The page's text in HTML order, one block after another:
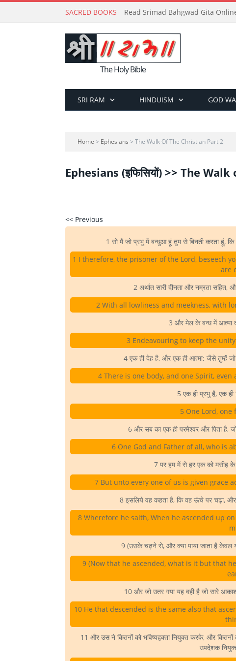
SACRED BOOKS Read Srimad Bahgwad Gita
The Holy Bible
SRI RAM HINDUISM GOD
Home > Ephesians > The Walk Of The Christian Part 2
Ephesians (इफिसियों) >> The
<< Previous
1 सो मैं जो प्रभु में बन्धुआ हूं तुम से बिनती करता हूं,
1 I therefore, the prisoner of the Lord, beseech
are
2 अर्थात सारी दीनता और नम्रता
2 With all lowliness and meekness, with
3 और मेल के बन्ध में आत्मा
3 Endeavouring to keep the
4 एक ही देह है, और एक ही आत्मा; जैसे तुम्हें
4 There is one body, and one Spirit,
5 एक ही प्रभु है, एक ही
5 One Lord,
6 और सब का एक ही परमेश्वर और पिता
6 One God and Father of all, who is
7 पर हम में से हर एक को मसीह के
7 But unto every one of us is given grace
8 इसलिये वह कहता है, कि वह ऊंचे पर चढ़ा, और
8 Wherefore he saith, When he ascended up
9 (उसके चढ़ने से, और क्या पाया जाता है केवल
9 (Now that he ascended, what is it but that
10 और जो उतर गया यह वही है जो सारे
10 He that descended is the same also that
11 और उस ने कितनों को भविष्यद्वक्ता नियुक्त करके, और
उपदेशक